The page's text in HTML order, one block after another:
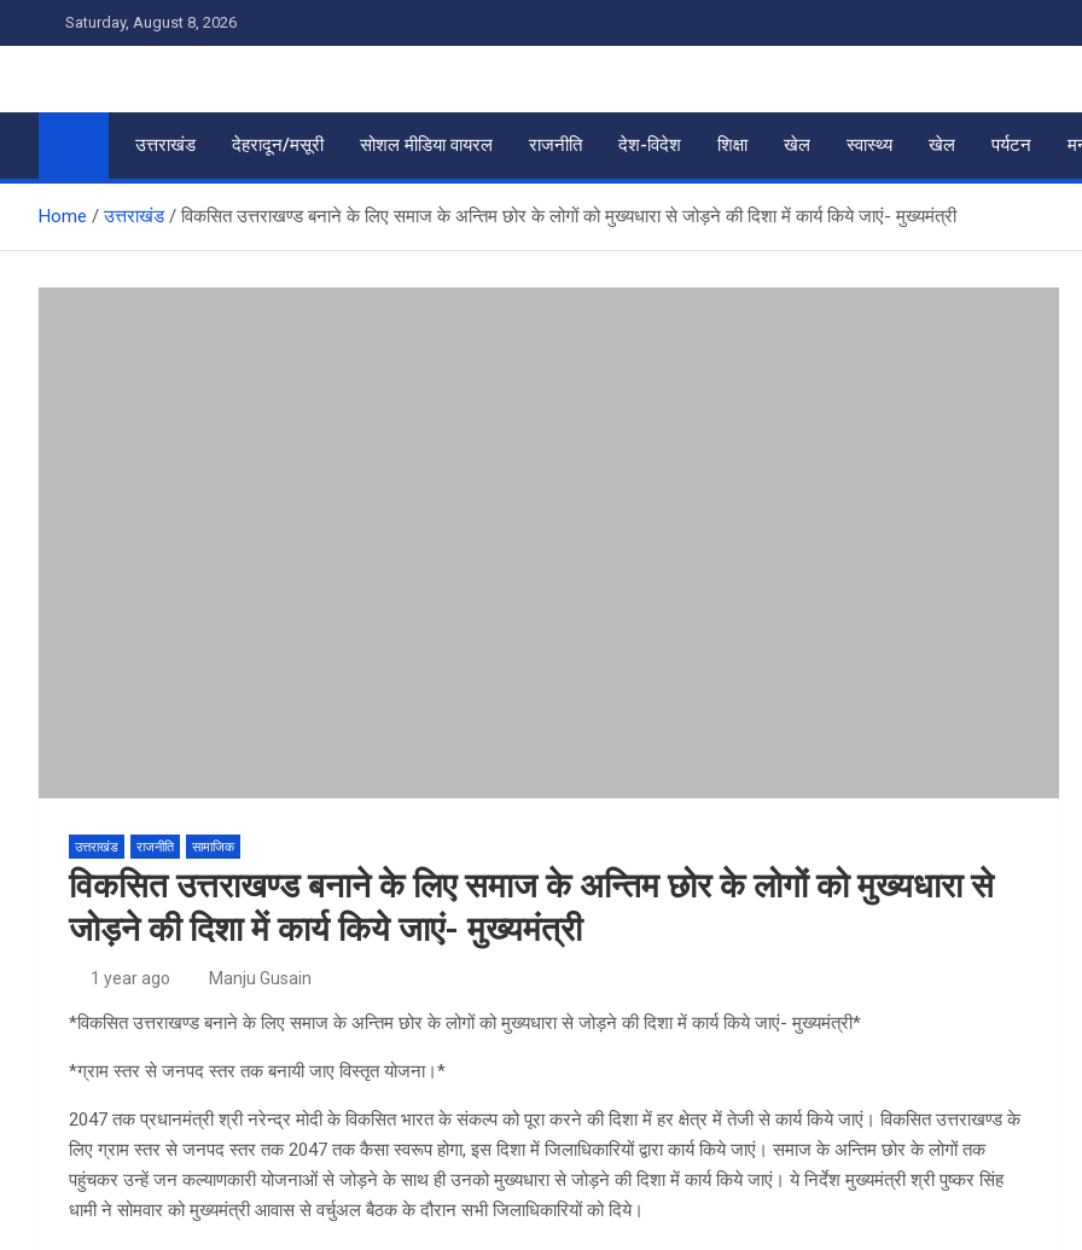
to
Saturday, August 8, 2026
उत्तराखंड देहरादून/मसूरी सोशल मीडिया वायरल राजनीति देश-विदेश शिक्षा खेल स्वास्थ्य खेल पर्यटन
Home उत्तराखंड विकसित उत्तराखण्ड बनाने के लिए समाज के अन्तिम छोर के लोगों को मुख्यधारा से जोड़ने की दिशा में कार्य किये जाएं- मुख्यमंत्री
उत्तराखंड राजनीति सामाजिक
विकसित उत्तराखण्ड बनाने के लिए समाज के अन्तिम छोर के लोगों को मुख्यधारा से
जोड़ने की दिशा में कार्य किये जाएं- मुख्यमंत्री
1 year ago Manju Gusain
*विकसित उत्तराखण्ड बनाने के लिए समाज के अन्तिम छोर के लोगों को मुख्यधारा से जोड़ने की दिशा में कार्य किये जाएं- मुख्यमंत्री*
*ग्राम स्तर से जनपद स्तर तक बनायी जाए विस्तृत योजना।*
2047 तक प्रधानमंत्री श्री नरेन्द्र मोदी के विकसित भारत के संकल्प को पूरा करने की दिशा में हर क्षेत्र में तेजी से कार्य किये जाएं। विकसित उत्तराखण्ड के
लिए ग्राम स्तर से जनपद स्तर तक 2047 तक कैसा स्वरूप होगा, इस दिशा में जिलाधिकारियों द्वारा कार्य किये जाएं। समाज के अन्तिम छोर के लोगों तक
पहुंचकर उन्हें जन कल्याणकारी योजनाओं से जोड़ने के साथ ही उनको मुख्यधारा से जोड़ने की दिशा में कार्य किये जाएं। ये निर्देश मुख्यमंत्री श्री पुष्कर सिंह
धामी ने सोमवार को मुख्यमंत्री आवास से वर्चुअल बैठक के दौरान सभी जिलाधिकारियों को दिये।